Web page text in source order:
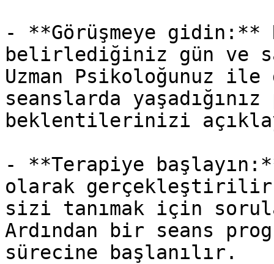
- **Görüşmeye gidin:**
belirlediğiniz gün ve
Uzman Psikoloğunuz
seanslarda
beklentilerinizi
- **Terapiye
olarak gerçekleştirilir.
sizi tanımak için
Ardından bir seans
sürecine başlanılır.